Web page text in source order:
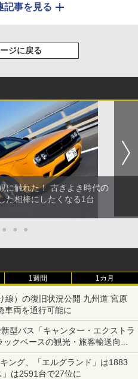
記事を見る
ジに戻る
に触れた！ 古きよき時代の
た相棒にしたくなる1台
● ● ●
1週間 1カ月
線）の復旧状況公開 九州道 宮原
車両を通行可能に
型バス「キャンター・エクストラ
クベースの観光・旅客輸送向け
ング、「エルグランド」は1883
は2591台で27位に